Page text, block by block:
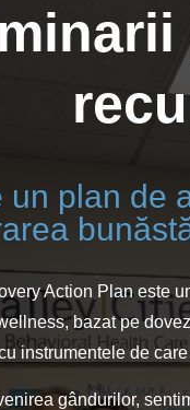
un plan de
Action Plan este
bazat pe
instrumentele de
gândurilor,